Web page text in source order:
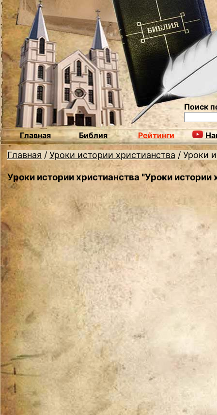
Поиск
Главная Библия Рейтинги
Главная / Уроки истории христианства / Уроки
Уроки истории христианства "Уроки истории